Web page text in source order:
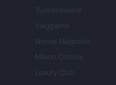
Tuobenessere
Viaggiamo
Nonne Magazine
Milano Cortina
Luxury Club